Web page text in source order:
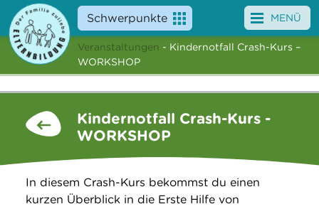
Schwerpunkte
Angebote
News
Über uns
MENÜ
Veranstaltungen - Kindernotfall Crash-Kurs –
WORKSHOP
Kindernotfall Crash-Kurs -
WORKSHOP
In diesem Crash-Kurs bekommst du einen
kurzen Überblick in die Erste Hilfe von